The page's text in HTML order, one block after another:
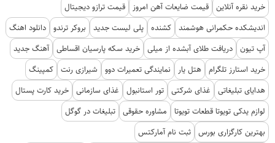
خرید نقره آنلاین قیمت ضایعات آهن امروز
قیمت ترازو دیجیتال
اندیشکده حکمرانی هوشمند کشنده پلی لیست جدید بروکر ترندو دانلود اهنگ
آپ تیون دریافت طلای آبشده از میلی خرید سکه پارسیان اقساطی آهنگ جدید
خرید استارز تلگرام هتل یار نمایندگی تعمیرات دوو شیرازی رنت کمپینگ
هدایای تبلیغاتی
غذای شرکتی تور استانبول غذای سازمانی خرید کارت پستال
لوازم یدکی تویوتا قطعات تویوتا
مشاوره حقوقی تبلیغات در گوگل
بهترین کارگزاری بورس ثبت نام آمارکتس